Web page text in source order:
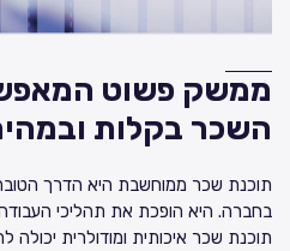
ממשק פשוט
השכר בקלות
תוכנת שכר ממוחשבת היא הדרך הטובה
בחברה. היא הופכת את תהליכי העבודה
תוכנת שכר איכותית ומודולרית יכולה